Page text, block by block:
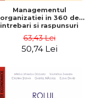
Managementul
organizatiei in 360 de
intrebari si raspunsuri
63,43 Lei
50,74 Lei